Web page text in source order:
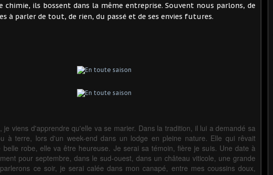
chimie, ils bossent dans la même entreprise. Souvent nous parlons, de
à parler de tout, de rien, du passé et de ses envies futures.
je viens d'apprendre qu'elle va se marier. Dans la tradition, il lui a demandé sa
à terre, lors d'un week-end dans un lodge en pleine nature. Elle qui rêvait
belle robe, elle va être heureuse. Je serai sa témoin, fière je suis. Une date à
pour septembre, dans le sud-ouest, dans un château viticole, une grande
ce soir, je serai calée dans mon canapé, entre mes coussins doux,